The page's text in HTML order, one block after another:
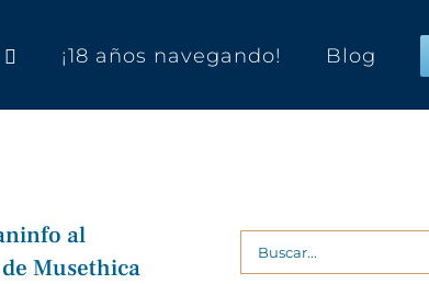
¡18 años navegando! Blog
al
Musethica
Buscar: